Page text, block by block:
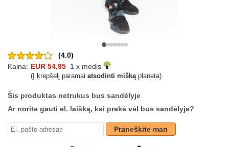
(4.0)
Kaina: EUR 54,95 1 x medis
(Į krepšelį paramai atsodinti miškąplaneta)
Šis produktas netrukus bus sandėlyje
Ar norite gauti el. laišką, kai prekė vėl bus sandėlyje?
Praneškite man